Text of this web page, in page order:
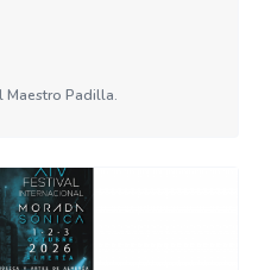
Maestro Padilla.